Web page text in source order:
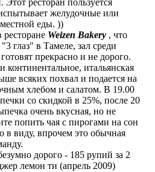
ресторан пользуется
желудочные или
местной еды. ))
ресторане Weizen Bakery , что
глаз" в Тамеле, зал среди
прекрасно и не дорого.
континентальное, итальянская
всяких похвал и подается на
хлебом и салатом. В 19.00
со скидкой в 25%, после 20
очень вкусная, но не
попить чая с пирогами на сон
в виду, впрочем это обычная
дорого - 185 рупий за 2
лемон ти (апрель 2009)